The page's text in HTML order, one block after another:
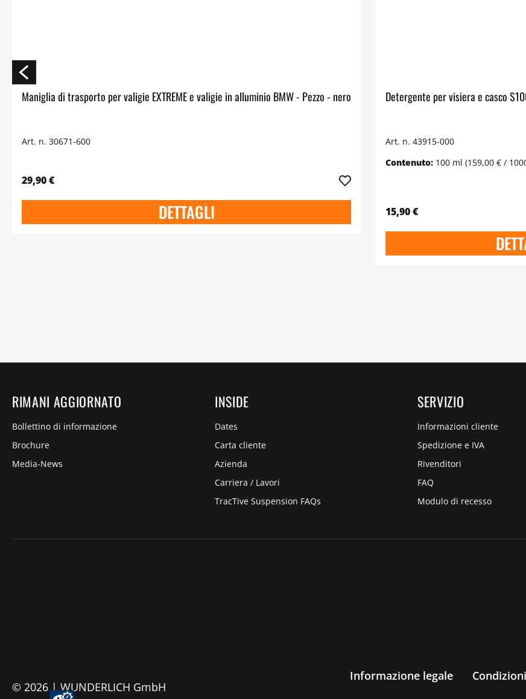
Maniglia di trasporto per valigie EXTREME e valigie in alluminio BMW - Pezzo - nero
Art. n. 30671-600
29,90 €
DETTAGLI
Art. n. 43915-000
Contenuto: 100 ml (159,00 € /
15,90 €
RIMANI AGGIORNATO
Bollettino di informazione
Brochure
Media-News
INSIDE
Dates
Carta cliente
Azienda
Carriera / Lavori
TracTive Suspension FAQs
SERVIZIO
Informazioni cliente
Spedizione e IVA
Rivenditori
FAQ
Modulo di recesso
© 2026 | WUNDERLICH GmbH
Informazione legale Condizioni